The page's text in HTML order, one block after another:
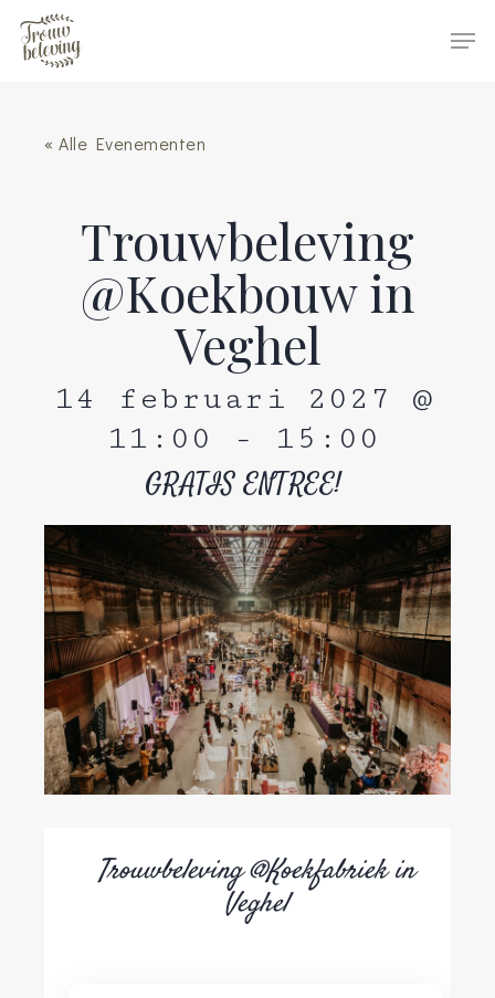
« Alle Evenementen
Trouwbeleving
@Koekbouw in
Veghel
14 februari 2027 @
11:00
- 15:00
GRATIS ENTREE!
Trouwbeleving @Koekfabriek in
Veghel